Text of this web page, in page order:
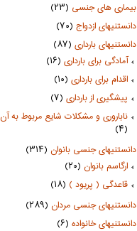
بیماری های جنسی (۲۳)
دانستنیهای ازدواج (۷۰)
دانستنیهای بارداری (۸۷)
آمادگی برای بارداری (۱۶)
اقدام برای بارداری (۱۰)
پیشگیری از بارداری (۷)
ناباروری و مشکلات شایع مربوط به آن
(۴)
دانستنیهای جنسی بانوان (۳۱۴)
ارگاسم بانوان (۲۰)
قاعدگی ( پریود ) (۱۸)
دانستنیهای جنسی مردان (۲۸۹)
دانستنیهای خانواده (۶)